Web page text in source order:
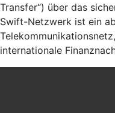
Transfer“) über das
Swift-Netzwerk ist ein
internationale